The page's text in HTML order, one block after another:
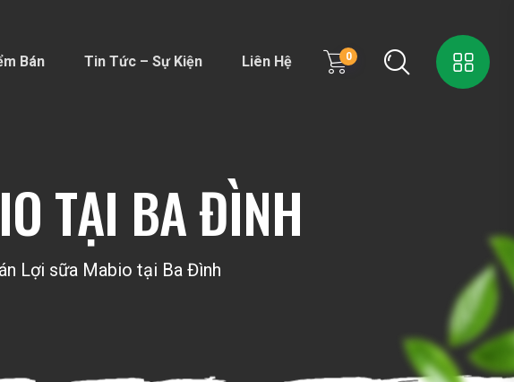
Bán Tin Tức – Sự Kiện Liên Hệ 0
TẠI BA ĐÌNH
Lợi sữa Mabio tại Ba Đình